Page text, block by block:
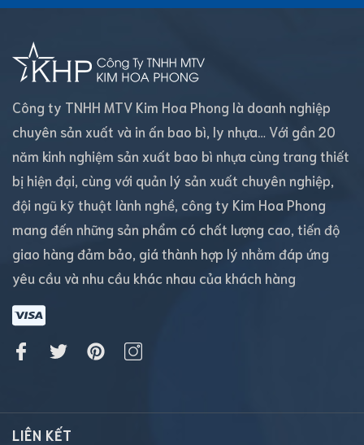
Công ty TNHH MTV Kim Hoa Phong là doanh nghiệp
chuyên sản xuất và in ấn bao bì, ly nhựa… Với gần 20
năm kinh nghiệm sản xuất bao bì nhựa cùng trang thiết
bị hiện đại, cùng với quản lý sản xuất chuyên nghiệp,
đội ngũ kỹ thuật lành nghề, công ty Kim Hoa Phong
mang đến những sản phẩm có chất lượng cao, tiến độ
giao hàng đảm bảo, giá thành hợp lý nhằm đáp ứng
yêu cầu và nhu cầu khác nhau của khách hàng
LIÊN KẾT